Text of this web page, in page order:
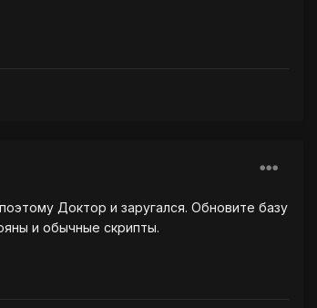
Доктор и заругался. Обновите базу
и обычные скрипты.